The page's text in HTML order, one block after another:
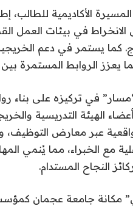
الأكاديمية للطالب،
في بيئات العمل
كما يستمر في دعم
يعزز الروابط المستمرة بين
في تركيزه على بناء
الهيئة التدريسية
عبر معارض التوظيف،
مع الخبراء، مما يُنمي
النجاح المستدام.
مكانة جامعة عجمان